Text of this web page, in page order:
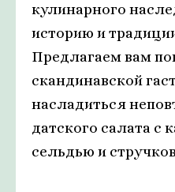
кулинарного
историю и
Предлагаем вам
скандинавской
насладиться
датского салата с
сельдью и